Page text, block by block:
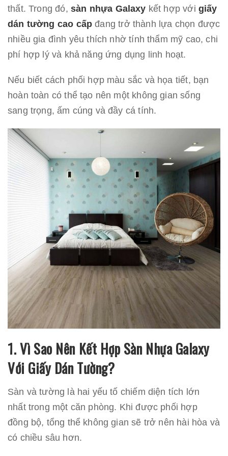
thất. Trong đó, sàn nhựa Galaxy kết hợp với giấy
dán tường cao cấp đang trở thành lựa chọn được
nhiều gia đình yêu thích nhờ tính thẩm mỹ cao, chi
phí hợp lý và khả năng ứng dụng linh hoạt.
Nếu biết cách phối hợp màu sắc và họa tiết, bạn
hoàn toàn có thể tạo nên một không gian sống
sang trọng, ấm cúng và đầy cá tính.
1. Vì Sao Nên Kết Hợp Sàn Nhựa Galaxy
Với Giấy Dán Tường?
Sàn và tường là hai yếu tố chiếm diện tích lớn
nhất trong một căn phòng. Khi được phối hợp
đồng bộ, tổng thể không gian sẽ trở nên hài hòa và
có chiều sâu hơn.